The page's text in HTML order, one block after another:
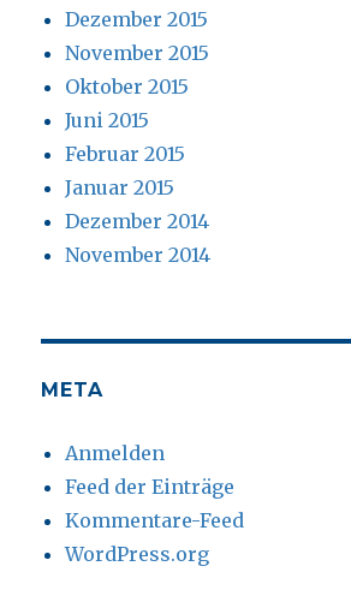
Dezember 2015
November 2015
Oktober 2015
Juni 2015
Februar 2015
Januar 2015
Dezember 2014
November 2014
META
Anmelden
Feed der Einträge
Kommentare-Feed
WordPress.org